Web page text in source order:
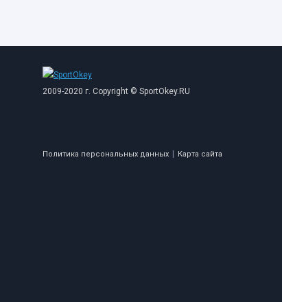
2009-2020 г. Copyright © SportOkey.RU
Политика персональных данных Карта сайта